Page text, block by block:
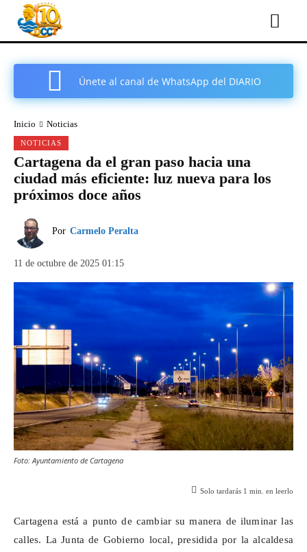
Únete al canal de WhatsApp del DIARIO
Inicio Noticias
NOTICIAS
Cartagena da el gran paso hacia una
ciudad más eficiente: luz nueva para los
próximos doce años
Por Carmelo Peralta
11 de octubre de 2025 01:15
Foto: Ayuntamiento de Cartagena
Solo tardarás 1 min. en leerlo
Cartagena está a punto de cambiar su manera de iluminar las
calles. La Junta de Gobierno local, presidida por la alcaldesa